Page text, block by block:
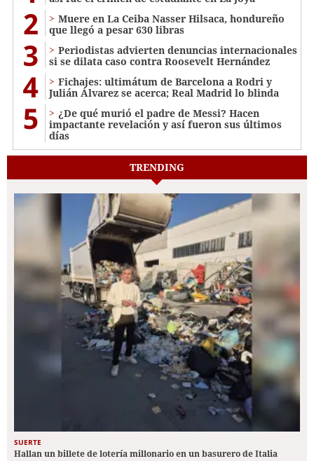
2
Muere en La Ceiba Nasser Hilsaca, hondureño
que llegó a pesar 630 libras
3
Periodistas advierten denuncias internacionales
si se dilata caso contra Roosevelt Hernández
4
Fichajes: ultimátum de Barcelona a Rodri y
Julián Álvarez se acerca; Real Madrid lo blinda
5
¿De qué murió el padre de Messi? Hacen
impactante revelación y así fueron sus últimos
días
TRENDING
SUERTE
Hallan un billete de lotería millonario en un basurero de Italia